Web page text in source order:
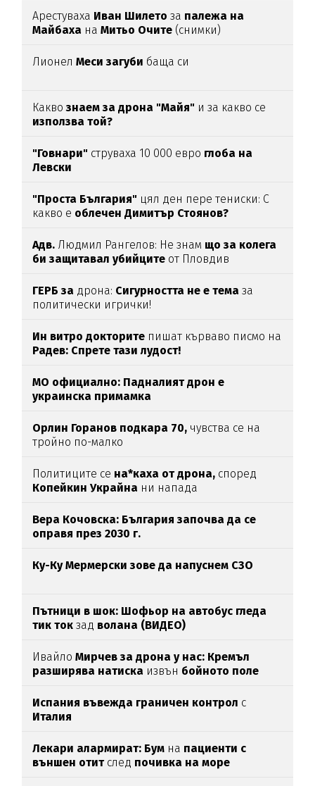
Арестуваха Иван Шилетоза палежа на
Майбаха наМитьо Очите (снимки)
Лионел Меси загуби баща си
Каквознаем за дрона "Майя" и за какво се
използва той?
"Говнари" струваха 10 000 евро глоба на
Левски
"Проста България" цял ден пере тениски: С
какво е облечен Димитър Стоянов?
Адв. Людмил Рангелов: Не знам що за колега
би защитавал убийците от Пловдив
ГЕРБ за дрона: Сигурността не е темаза
политически игрички!
Ин витро докторите пишат кърваво писмо на
Радев: Спрете тази лудост!
МО официално: Падналият дрон е
украинска примамка
Орлин Горанов подкара 70, чувства се на
тройно по-малко
Политиците се на*каха от дрона, според
Копейкин Украйна ни напада
Вера Кочовска: България започва да се
оправя през 2030 г.
Ку-Ку Мермерски зове да напуснем СЗО
Пътници в шок: Шофьор на автобус гледа
тик ток зад волана (ВИДЕО)
ИвайлоМирчев за дрона у нас: Кремъл
разширява натиска извън бойното поле
Испания въвежда граничен контрол с
Италия
Лекари алармират: Бум на пациенти с
външен отитслед почивка на море